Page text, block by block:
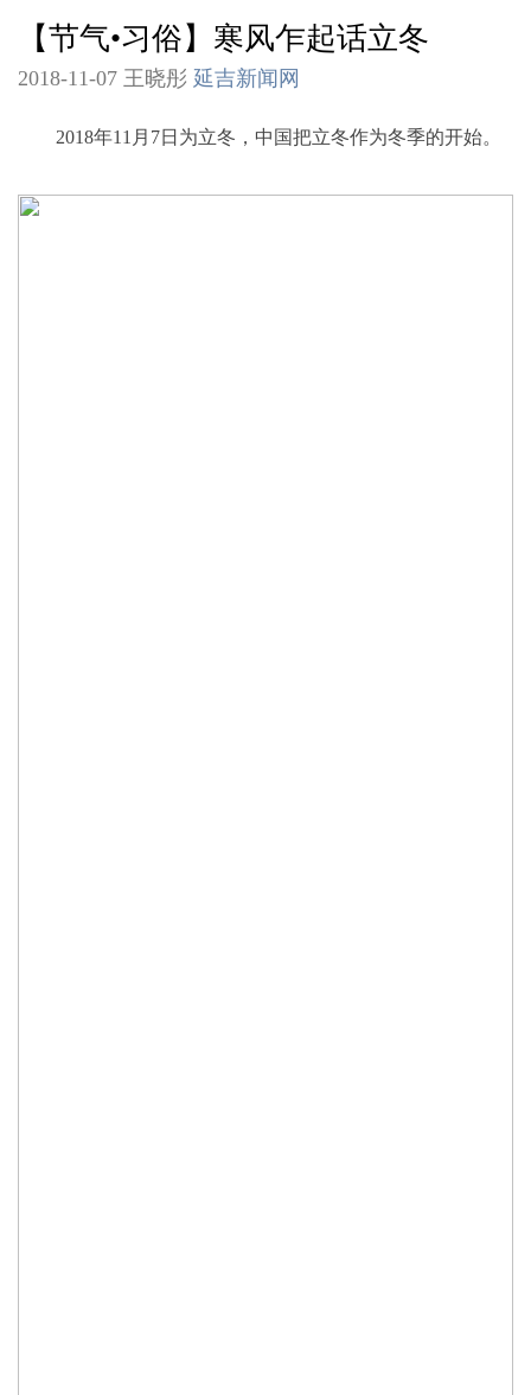
【节气•习俗】寒风乍起话立冬
2018-11-07 王晓彤 延吉新闻网
2018年11月7日为立冬，中国把立冬作为冬季的开始。